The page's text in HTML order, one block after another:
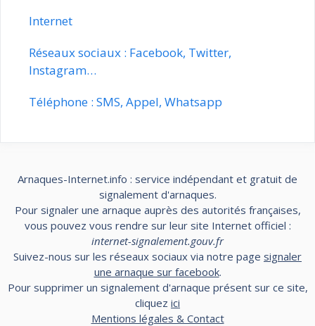
Internet
Réseaux sociaux : Facebook, Twitter,
Instagram…
Téléphone : SMS, Appel, Whatsapp
Arnaques-Internet.info : service indépendant et gratuit de
signalement d'arnaques.
Pour signaler une arnaque auprès des autorités françaises,
vous pouvez vous rendre sur leur site Internet officiel :
internet-signalement.gouv.fr
Suivez-nous sur les réseaux sociaux via notre page signaler
une arnaque sur facebook.
Pour supprimer un signalement d'arnaque présent sur ce site,
cliquez ici
Mentions légales & Contact